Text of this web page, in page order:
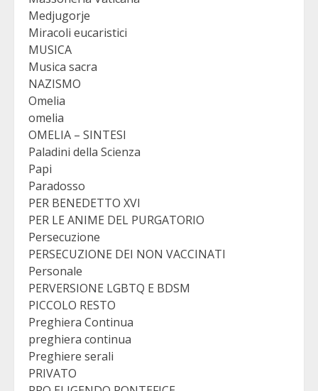
Medjugorje
Miracoli eucaristici
MUSICA
Musica sacra
NAZISMO
Omelia
omelia
OMELIA – SINTESI
Paladini della Scienza
Papi
Paradosso
PER BENEDETTO XVI
PER LE ANIME DEL PURGATORIO
Persecuzione
PERSECUZIONE DEI NON VACCINATI
Personale
PERVERSIONE LGBTQ E BDSM
PICCOLO RESTO
Preghiera Continua
preghiera continua
Preghiere serali
PRIVATO